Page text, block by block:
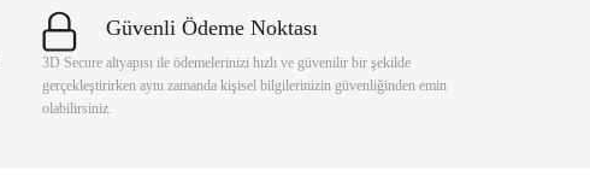
Güvenli Ödeme Noktası
3D Secure altyapısı ile ödemelerinizi hızlı ve güvenilir bir şekilde
gerçekleştirirken aynı zamanda kişisel bilgilerinizin güvenliğinden emin
olabilirsiniz.